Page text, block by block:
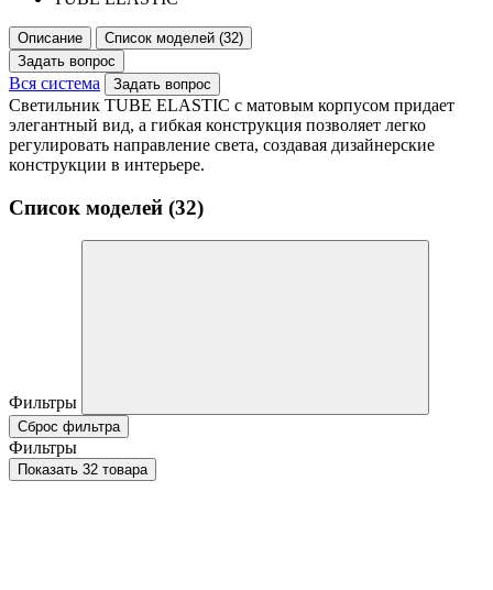
Описание
Список моделей (32)
Задать вопрос
Вся система Задать вопрос
Светильник TUBE ELASTIC с матовым корпусом придает
элегантный вид, а гибкая конструкция позволяет легко
регулировать направление света, создавая дизайнерские
конструкции в интерьере.
Список моделей (32)
Фильтры
Сброс фильтра
Фильтры
Показать 32 товара